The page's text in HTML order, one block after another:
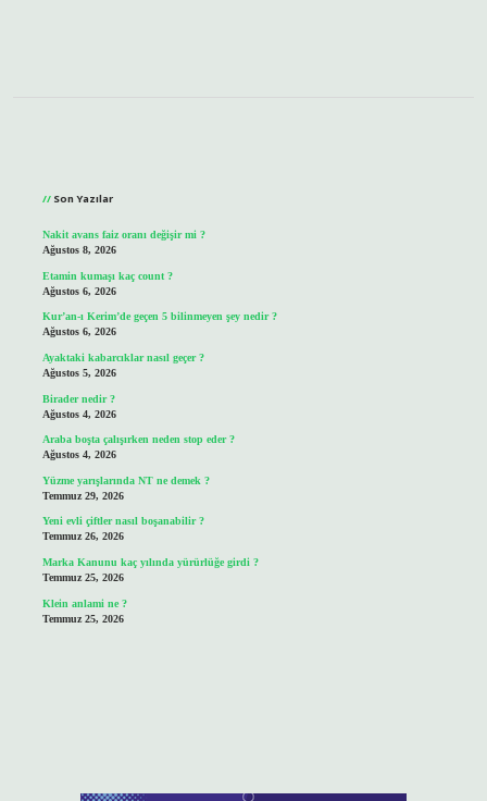
Son Yazılar
Nakit avans faiz oranı değişir mi ?
Ağustos 8, 2026
Etamin kumaşı kaç count ?
Ağustos 6, 2026
Kur’an-ı Kerim’de geçen 5 bilinmeyen şey nedir ?
Ağustos 6, 2026
Ayaktaki kabarcıklar nasıl geçer ?
Ağustos 5, 2026
Birader nedir ?
Ağustos 4, 2026
Araba boşta çalışırken neden stop eder ?
Ağustos 4, 2026
Yüzme yarışlarında NT ne demek ?
Temmuz 29, 2026
Yeni evli çiftler nasıl boşanabilir ?
Temmuz 26, 2026
Marka Kanunu kaç yılında yürürlüğe girdi ?
Temmuz 25, 2026
Klein anlami ne ?
Temmuz 25, 2026